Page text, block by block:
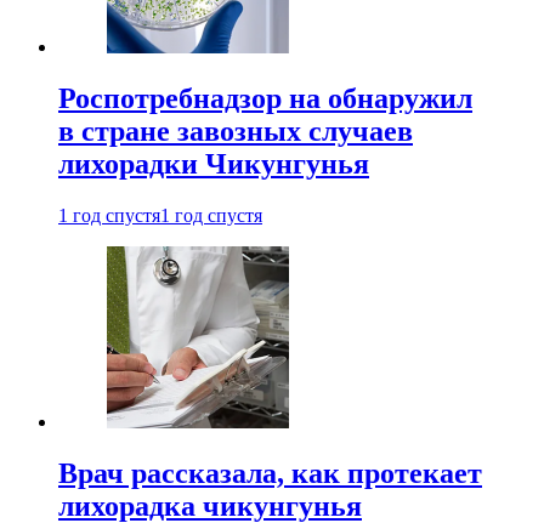
Роспотребнадзор на обнаружил
в стране завозных случаев
лихорадки Чикунгунья
1 год спустя1 год спустя
Врач рассказала, как протекает
лихорадка чикунгунья